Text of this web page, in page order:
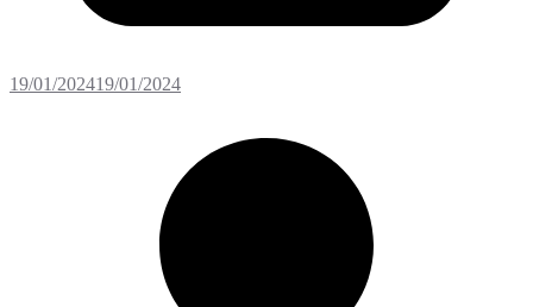
19/01/202419/01/2024